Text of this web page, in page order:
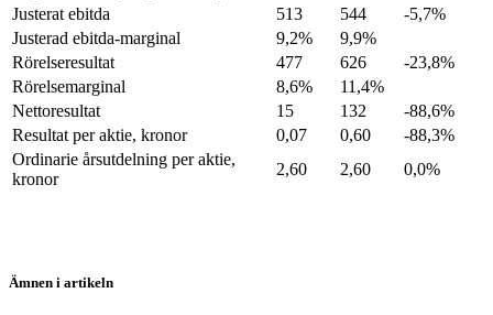
Justerat ebitda
513 544
-5,7%
Justerad ebitda-marginal
9,2%
9,9%
Rörelseresultat
477 626
-23,8%
Rörelsemarginal
8,6%
11,4%
Nettoresultat
15 132
-88,6%
Resultat per aktie, kronor
0,07 0,60
-88,3%
Ordinarie årsutdelning per aktie,
kronor
2,60 2,60 0,0%
Ämnen i artikeln